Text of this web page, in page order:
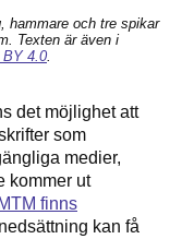
hammare och tre spikar
Texten är även i
BY 4.0.
det möjlighet att
som
medier,
kommer ut
finns
kan få